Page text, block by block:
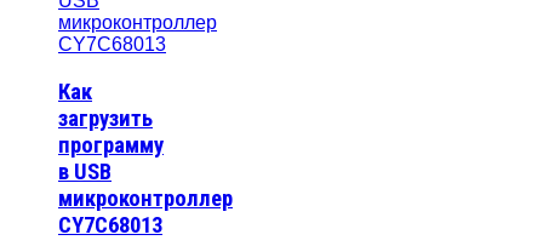
Как
загрузить
программу
в USB
микроконтроллер
CY7C68013